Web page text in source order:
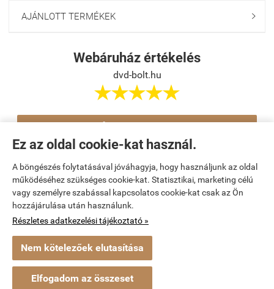
Ez az oldal cookie-kat használ.
A böngészés folytatásával jóváhagyja, hogy használjunk az oldal
működéséhez szükséges cookie-kat. Statisztikai, marketing célú
vagy személyre szabással kapcsolatos cookie-kat csak az Ön
hozzájárulása után használunk.
Részletes adatkezelési tájékoztató »
Nem kötelezőek elutasítása
Elfogadom az összeset
AJÁNLOTT TERMÉKEK 
Webáruház értékelés
dvd-bolt.hu

Navigáció
Saját fiók
Bemutatkozás
Elérhetőségek